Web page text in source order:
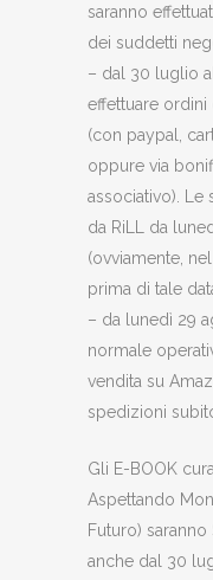
saranno
dei suddetti
– dal 30 luglio
effettuare ordini
(con paypal,
oppure via
associativo). Le
da RiLL da
(ovviamente,
prima di tale
– da lunedì 29
normale
vendita su
spedizioni
Gli E-BOOK
Aspettando
Futuro)
anche dal 30